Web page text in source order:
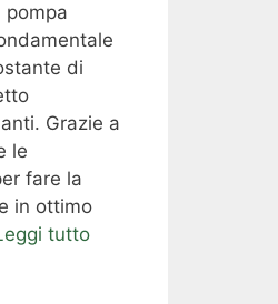
di
Grazie a
le
fare la
in ottimo
tutto